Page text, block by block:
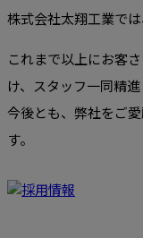
株式会社太翔工業で
これまで以上にお客
け、スタッフ一同精進
今後とも、弊社をご
す。